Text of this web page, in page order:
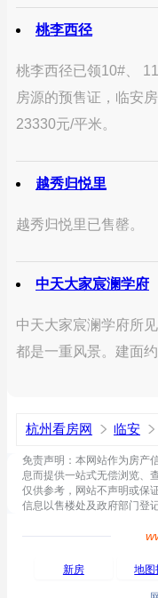
桃李西径
桃李西径已领10#、
房源的预售证，临安
23330元/平米。
越秀归悦里
越秀归悦里已售罄。
中天大家宸澜学府
中天大家宸澜学府所
都是一重风景。建面
杭州看房网 临安
免责声明：本网站作为房产
息而提供一站式无偿浏览、
仅供参考，网站不声明或保
信息以售楼处及政府部门登
新房 地图